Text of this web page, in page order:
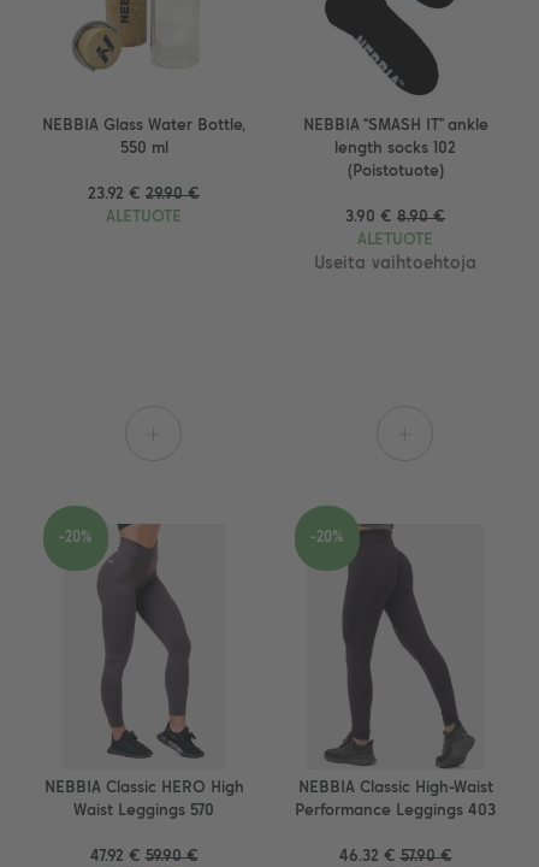
NEBBIA Glass Water Bottle,
550 ml
23.92 € 29.90 €
ALETUOTE
NEBBIA “SMASH IT” ankle
length socks 102
(Poistotuote)
3.90 € 8.90 €
ALETUOTE
Useita vaihtoehtoja
NEBBIA Classic HERO High
Waist Leggings 570
47.92 € 59.90 €
-20%
NEBBIA Classic High-Waist
Performance Leggings 403
46.32 € 57.90 €
-20%